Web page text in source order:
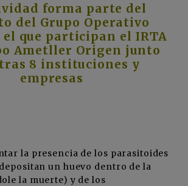
forma parte del
del Grupo Operativo
el que participan el IRTA
Ametller Origen junto
8 instituciones y
empresas
la presencia de los parasitoides
un huevo dentro de la
la muerte) y de los